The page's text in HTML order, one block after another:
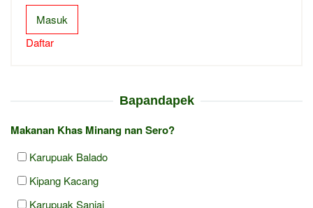
Masuk
Daftar
Bapandapek
Makanan Khas Minang nan Sero?
Karupuak Balado
Kipang Kacang
Karupuak Sanjai